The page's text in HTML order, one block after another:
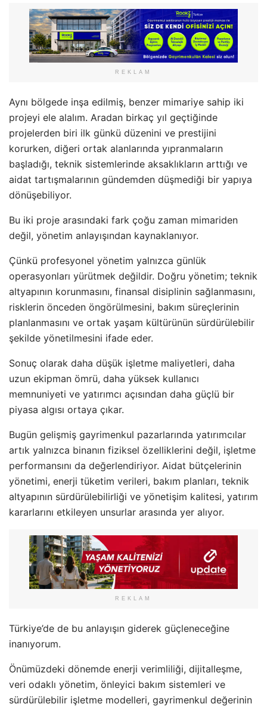
REKLAM
Aynı bölgede inşa edilmiş, benzer mimariye sahip iki
projeyi ele alalım. Aradan birkaç yıl geçtiğinde
projelerden biri ilk günkü düzenini ve prestijini
korurken, diğeri ortak alanlarında yıpranmaların
başladığı, teknik sistemlerinde aksaklıkların arttığı ve
aidat tartışmalarının gündemden düşmediği bir yapıya
dönüşebiliyor.
Bu iki proje arasındaki fark çoğu zaman mimariden
değil, yönetim anlayışından kaynaklanıyor.
Çünkü profesyonel yönetim yalnızca günlük
operasyonları yürütmek değildir. Doğru yönetim; teknik
altyapının korunmasını, finansal disiplinin sağlanmasını,
risklerin önceden öngörülmesini, bakım süreçlerinin
planlanmasını ve ortak yaşam kültürünün sürdürülebilir
şekilde yönetilmesini ifade eder.
Sonuç olarak daha düşük işletme maliyetleri, daha
uzun ekipman ömrü, daha yüksek kullanıcı
memnuniyeti ve yatırımcı açısından daha güçlü bir
piyasa algısı ortaya çıkar.
Bugün gelişmiş gayrimenkul pazarlarında yatırımcılar
artık yalnızca binanın fiziksel özelliklerini değil, işletme
performansını da değerlendiriyor. Aidat bütçelerinin
yönetimi, enerji tüketim verileri, bakım planları, teknik
altyapının sürdürülebilirliği ve yönetişim kalitesi, yatırım
kararlarını etkileyen unsurlar arasında yer alıyor.
REKLAM
Türkiye’de de bu anlayışın giderek güçleneceğine
inanıyorum.
Önümüzdeki dönemde enerji verimliliği, dijitalleşme,
veri odaklı yönetim, önleyici bakım sistemleri ve
sürdürülebilir işletme modelleri, gayrimenkul değerinin